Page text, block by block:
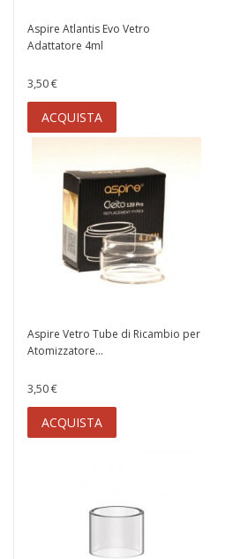
Aspire Atlantis Evo Vetro
Adattatore 4ml
3,50 €
ACQUISTA
Aspire Vetro Tube di Ricambio per
Atomizzatore...
3,50 €
ACQUISTA